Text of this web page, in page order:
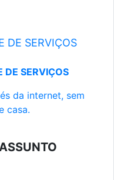
DE SERVIÇOS
DE SERVIÇOS
da internet, sem
casa.